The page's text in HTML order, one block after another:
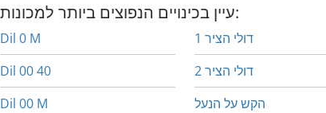
עיין בכינויים הנפוצים ביותר למכונות:
Dil 0 M
Dil 00 40
Dil 00 M
דולי הציר 1
דולי הציר 2
הקש על הנעל